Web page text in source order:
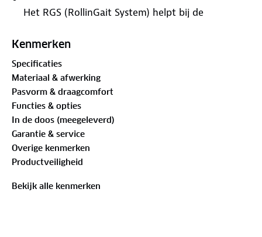
Het RGS (RollinGait System) helpt bij de
de vrijgekomen energie voor de voorwaartse
Waterproof Leer
Het premium lederen bovenwerk zorgt voor een
optimale pasvorm en biedt ademend vermogen
en comfort.
De ARNEFLEX®-inlegzool met OnSteam®
microvezel en de hielsteun is gemaakt van
Kenmerken
Specificaties
Materiaal & afwerking
Pasvorm & draagcomfort
Functies & opties
In de doos (meegeleverd)
Garantie & service
Overige kenmerken
Productveiligheid
Bekijk alle kenmerken